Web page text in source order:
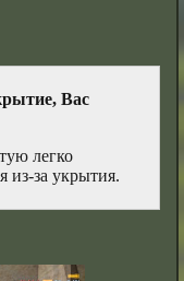
Вас
легко
из-за укрытия.